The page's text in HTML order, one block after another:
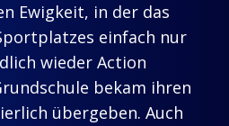
Ewigkeit, in der das
einfach nur
wieder Action
bekam ihren
übergeben. Auch